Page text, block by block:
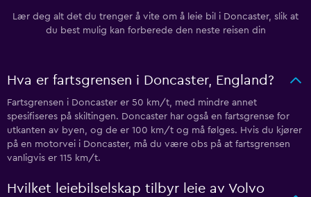
Lær deg alt det du trenger å vite om å leie bil i Doncaster, slik at
du best mulig kan forberede den neste reisen din
Hva er fartsgrensen i Doncaster, England?
Fartsgrensen i Doncaster er 50 km/t, med mindre annet
spesifiseres på skiltingen. Doncaster har også en fartsgrense for
utkanten av byen, og de er 100 km/t og må følges. Hvis du kjører
på en motorvei i Doncaster, må du være obs på at fartsgrensen
vanligvis er 115 km/t.
Hvilket leiebilselskap tilbyr leie av Volvo